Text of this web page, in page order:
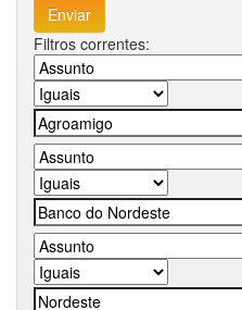
Filtros correntes: